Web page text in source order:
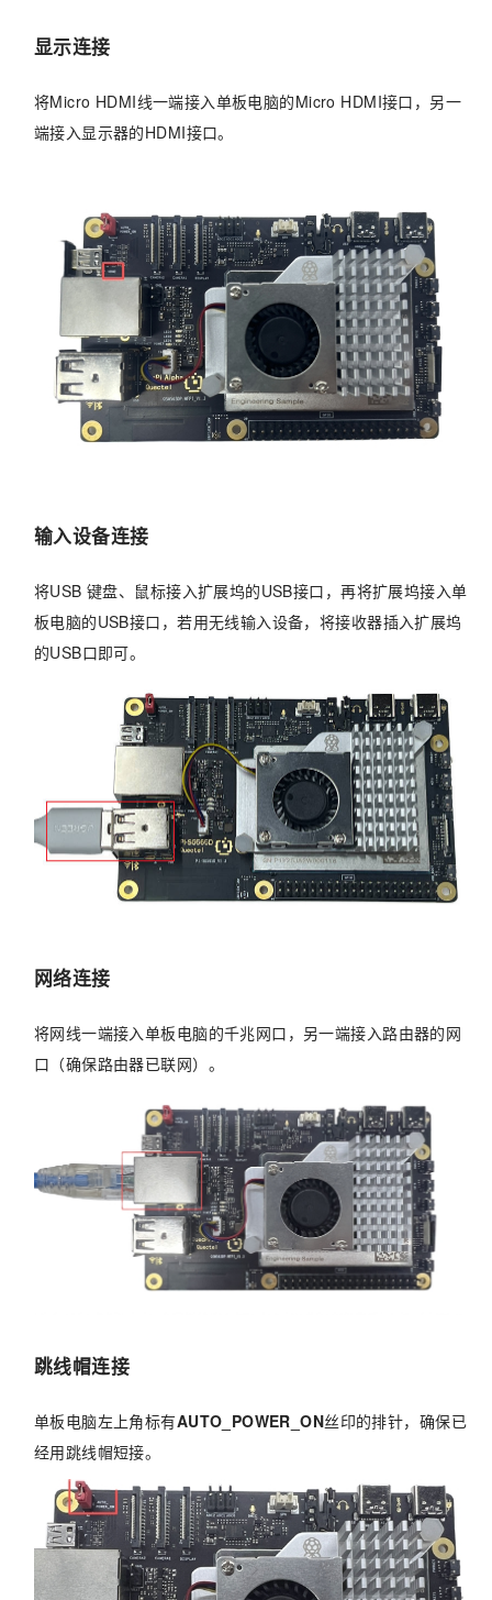
显示连接
将Micro HDMI线一端接入单板电脑的Micro HDMI接口，另一
端接入显示器的HDMI接口。
输入设备连接
将USB 键盘、鼠标接入扩展坞的USB接口，再将扩展坞接入单
板电脑的USB接口，若用无线输入设备，将接收器插入扩展坞
的USB口即可。
网络连接
将网线一端接入单板电脑的千兆网口，另一端接入路由器的网
口（确保路由器已联网）。
跳线帽连接
单板电脑左上角标有AUTO_POWER_ON丝印的排针，确保已
经用跳线帽短接。